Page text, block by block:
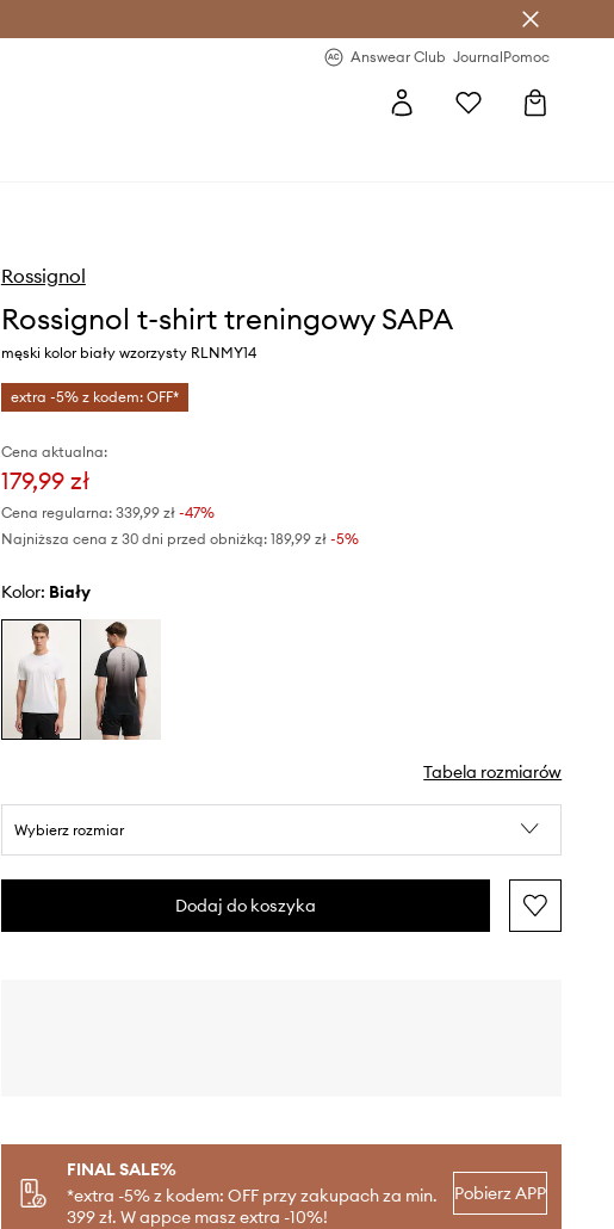
Answear Club JournalPomoc
Rossignol
Rossignol t-shirt treningowy SAPA
męski kolor biały wzorzysty RLNMY14
extra -5% z kodem: OFF*
Cena aktualna:
179,99 zł
Cena regularna: 339,99 zł-47%
Najniższa cena z 30 dni przed obniżką: 189,99 zł -5%
Kolor: biały
Tabela rozmiarów
Wybierz rozmiar
Dodaj do koszyka
FINAL SALE%
*extra -5% z kodem: OFF przy zakupach za min.
399 zł. W appce masz extra -10%!
Pobierz APP